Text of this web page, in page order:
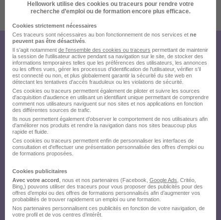
Publiée le 05/08/2026 - Réf : d63609d2-44ac-4c6a-a1fc-
2ef0f225e54b_25000
Créez votre compte
Hellowork et postulez
sur le site du recruteur !
Hellowork utilise des cookies ou traceurs pour rendre votre
recherche d’emploi ou de formation encore plus efficace.
Cookies strictement nécessaires
Ces traceurs sont nécessaires au bon fonctionnement de nos services et ne
peuvent pas être désactivés
Il s'agit notamment de l'ensemble des cookies ou traceurs permettant de maintenir
la session de l'utilisateur active pendant sa navigation sur le site, de stocker des
informations temporaires telles que les préférences des utilisateurs, les annonces
ou les offres vues, gérer les processus d'identification de l'utilisateur, vérifier s'il
est connecté ou non, et plus globalement garantir la sécurité du site web en
détectant les tentatives d'accès frauduleux ou les violations de sécurité.
Ces cookies ou traceurs permettent également de piloter et suivre les sources
d'acquisition d'audience en utilisant un identifiant unique permettant de comprendre
comment nos utilisateurs naviguent sur nos sites et nos applications en fonction
des différentes sources de trafic.
Ils nous permettent également d’observer le comportement de nos utilisateurs afin
d'améliorer nos produits et rendre la navigation dans nos sites beaucoup plus
rapide et fluide.
Ces cookies ou traceurs permettent enfin de personnaliser les interfaces de
consultation et d'effectuer une présentation personnalisée des offres d'emploi ou
de formations proposées.
Cookies publicitaires
Avec votre accord , nous et nos partenaires (Facebook, Google Ads , Critéo,
Bing,) pouvons utiliser des traceurs pour vous proposer des publicités pour des
offres d’emploi ou des offres de formations personnalisés afin d’augmenter vos
probabilités de trouver rapidement un emploi ou une formation.
Nos partenaires personnalisent ces publicités en fonction de votre navigation, de
votre profil et de vos centres d’intérêt.